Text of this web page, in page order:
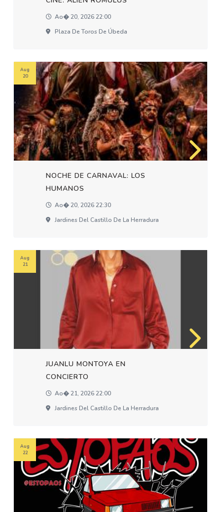
Ao� 20, 2026 22:00
Plaza De Toros De Úbeda
NOCHE DE CARNAVAL: LOS
HUMANOS
Ao� 20, 2026 22:30
Jardines Del Castillo De La Herradura
Aug
20
JUANLU MONTOYA EN
CONCIERTO
Ao� 21, 2026 22:00
Jardines Del Castillo De La Herradura
Aug
21
Aug
22